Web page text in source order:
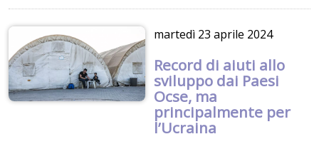
martedì 23 aprile 2024
Record di aiuti allo
sviluppo dai Paesi
Ocse, ma
principalmente per
l’Ucraina